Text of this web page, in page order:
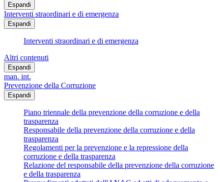
Espandi
Interventi straordinari e di emergenza
Espandi
Interventi straordinari e di emergenza
Altri contenuti
Espandi
man. int.
Prevenzione della Corruzione
Espandi
Piano triennale della prevenzione della corruzione e della
trasparenza
Responsabile della prevenzione della corruzione e della
trasparenza
Regolamenti per la prevenzione e la repressione della
corruzione e della trasparenza
Relazione del responsabile della prevenzione della corruzione
e della trasparenza